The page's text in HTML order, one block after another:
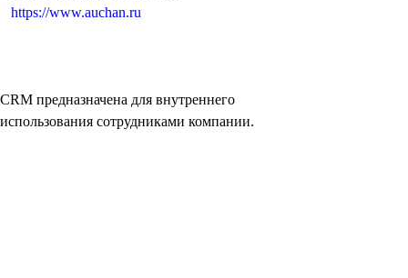
https://www.auchan.ru
CRM предназначена для внутреннего
использования сотрудниками компании.